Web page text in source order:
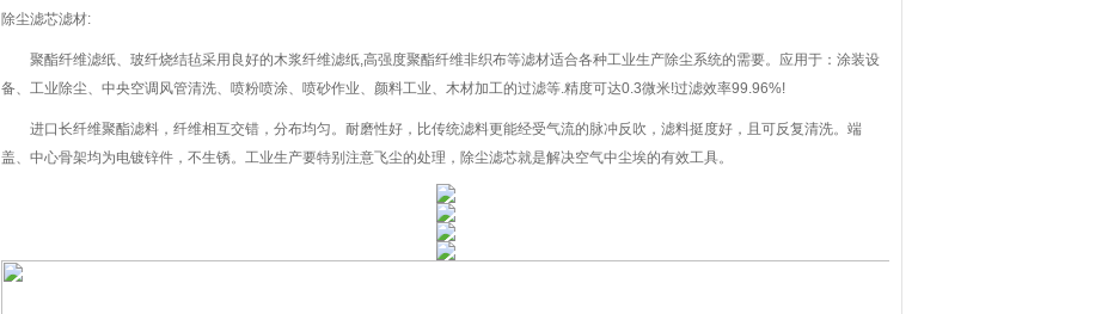
除尘滤芯滤材:
聚酯纤维滤纸、玻纤烧结毡采用良好的木浆纤维滤纸,高强度聚酯纤维非织布等滤材适合各种工业生产除尘系统的需要。应用于：涂装设
备、工业除尘、中央空调风管清洗、喷粉喷涂、喷砂作业、颜料工业、木材加工的过滤等.精度可达0.3微米!过滤效率99.96%!
进口长纤维聚酯滤料，纤维相互交错，分布均匀。耐磨性好，比传统滤料更能经受气流的脉冲反吹，滤料挺度好，且可反复清洗。端
盖、中心骨架均为电镀锌件，不生锈。工业生产要特别注意飞尘的处理，除尘滤芯就是解决空气中尘埃的有效工具。